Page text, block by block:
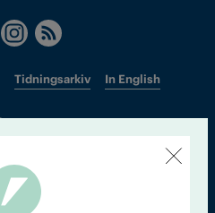
Tidningsarkiv In English